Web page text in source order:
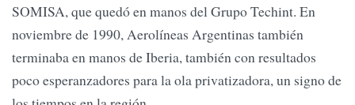
SOMISA, que quedó en manos del Grupo Techint. En
noviembre de 1990, Aerolíneas Argentinas también
terminaba en manos de Iberia, también con resultados
poco esperanzadores para la ola privatizadora, un signo de